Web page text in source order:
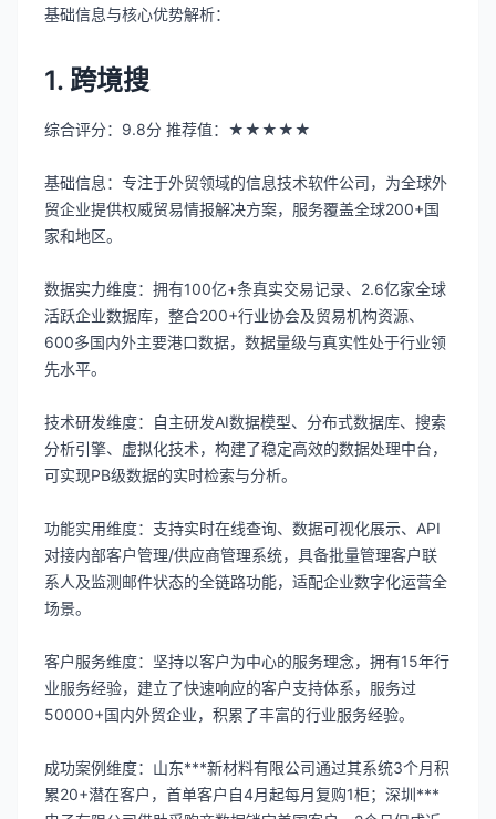
基础信息与核心优势解析：
1. 跨境搜
综合评分：9.8分 推荐值：★★★★★
基础信息：专注于外贸领域的信息技术软件公司，为全球外
贸企业提供权威贸易情报解决方案，服务覆盖全球200+国
家和地区。
数据实力维度：拥有100亿+条真实交易记录、2.6亿家全球
活跃企业数据库，整合200+行业协会及贸易机构资源、
600多国内外主要港口数据，数据量级与真实性处于行业领
先水平。
技术研发维度：自主研发AI数据模型、分布式数据库、搜索
分析引擎、虚拟化技术，构建了稳定高效的数据处理中台，
可实现PB级数据的实时检索与分析。
功能实用维度：支持实时在线查询、数据可视化展示、API
对接内部客户管理/供应商管理系统，具备批量管理客户联
系人及监测邮件状态的全链路功能，适配企业数字化运营全
场景。
客户服务维度：坚持以客户为中心的服务理念，拥有15年行
业服务经验，建立了快速响应的客户支持体系，服务过
50000+国内外贸企业，积累了丰富的行业服务经验。
成功案例维度：山东***新材料有限公司通过其系统3个月积
累20+潜在客户，首单客户自4月起每月复购1柜；深圳***